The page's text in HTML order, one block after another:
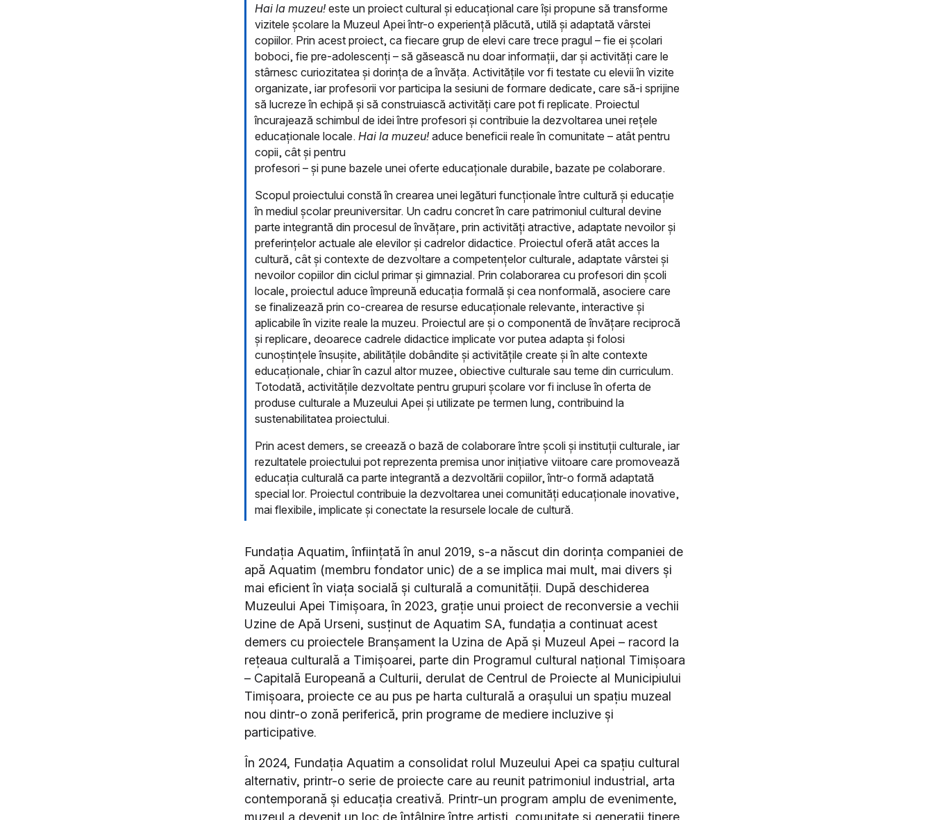
Hai la muzeu! este un proiect cultural și educațional care își propune să transforme
vizitele școlare la Muzeul Apei într-o experiență plăcută, utilă și adaptată vârstei
copiilor. Prin acest proiect, ca fiecare grup de elevi care trece pragul – fie ei școlari
boboci, fie pre-adolescenți – să găsească nu doar informații, dar și activități care le
stârnesc curiozitatea și dorința de a învăța. Activitățile vor fi testate cu elevii în vizite
organizate, iar profesorii vor participa la sesiuni de formare dedicate, care să-i sprijine
să lucreze în echipă și să construiască activități care pot fi replicate. Proiectul
încurajează schimbul de idei între profesori și contribuie la dezvoltarea unei rețele
educaționale locale. Hai la muzeu! aduce beneficii reale în comunitate – atât pentru
copii, cât și pentru
profesori – și pune bazele unei oferte educaționale durabile, bazate pe colaborare.
Scopul proiectului constă în crearea unei legături funcționale între cultură și educație
în mediul școlar preuniversitar. Un cadru concret în care patrimoniul cultural devine
parte integrantă din procesul de învățare, prin activități atractive, adaptate nevoilor și
preferințelor actuale ale elevilor și cadrelor didactice. Proiectul oferă atât acces la
cultură, cât și contexte de dezvoltare a competențelor culturale, adaptate vârstei și
nevoilor copiilor din ciclul primar și gimnazial. Prin colaborarea cu profesori din școli
locale, proiectul aduce împreună educația formală și cea nonformală, asociere care
se finalizează prin co-crearea de resurse educaționale relevante, interactive și
aplicabile în vizite reale la muzeu. Proiectul are și o componentă de învățare reciprocă
și replicare, deoarece cadrele didactice implicate vor putea adapta și folosi
cunoștințele însușite, abilitățile dobândite și activitățile create și în alte contexte
educaționale, chiar în cazul altor muzee, obiective culturale sau teme din curriculum.
Totodată, activitățile dezvoltate pentru grupuri școlare vor fi incluse în oferta de
produse culturale a Muzeului Apei și utilizate pe termen lung, contribuind la
sustenabilitatea proiectului.
Prin acest demers, se creează o bază de colaborare între școli și instituții culturale, iar
rezultatele proiectului pot reprezenta premisa unor inițiative viitoare care promovează
educația culturală ca parte integrantă a dezvoltării copiilor, într-o formă adaptată
special lor. Proiectul contribuie la dezvoltarea unei comunități educaționale inovative,
mai flexibile, implicate și conectate la resursele locale de cultură.
Fundația Aquatim, înființată în anul 2019, s-a născut din dorința companiei de
apă Aquatim (membru fondator unic) de a se implica mai mult, mai divers și
mai eficient în viața socială și culturală a comunității. După deschiderea
Muzeului Apei Timișoara, în 2023, grație unui proiect de reconversie a vechii
Uzine de Apă Urseni, susținut de Aquatim SA, fundația a continuat acest
demers cu proiectele Branșament la Uzina de Apă și Muzeul Apei – racord la
rețeaua culturală a Timișoarei, parte din Programul cultural național Timișoara
– Capitală Europeană a Culturii, derulat de Centrul de Proiecte al Municipiului
Timișoara, proiecte ce au pus pe harta culturală a orașului un spațiu muzeal
nou dintr-o zonă periferică, prin programe de mediere incluzive și
participative.
În 2024, Fundația Aquatim a consolidat rolul Muzeului Apei ca spațiu cultural
alternativ, printr-o serie de proiecte care au reunit patrimoniul industrial, arta
contemporană și educația creativă. Printr-un program amplu de evenimente,
muzeul a devenit un loc de întâlnire între artiști, comunitate și generații tinere.